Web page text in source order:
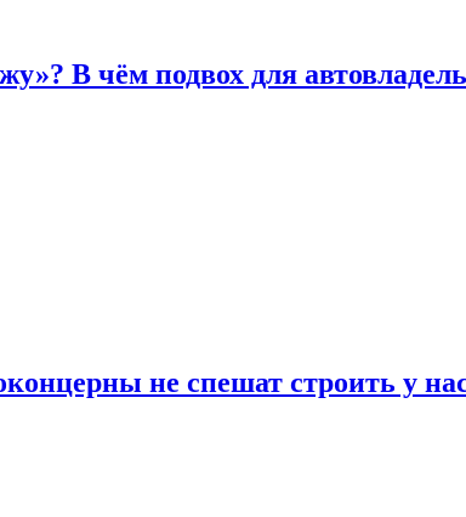
В чём подвох для
не спешат строить у